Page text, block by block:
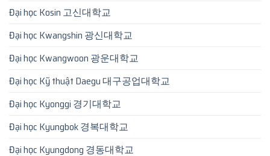
Đại học Kosin 고신대학교
Đại học Kwangshin 광신대학교
Đại học Kwangwoon 광운대학교
Đại học Kỹ thuật Daegu 대구공업대학교
Đại học Kyonggi 경기대학교
Đại học Kyungbok 경복대학교
Đại học Kyungdong 경동대학교